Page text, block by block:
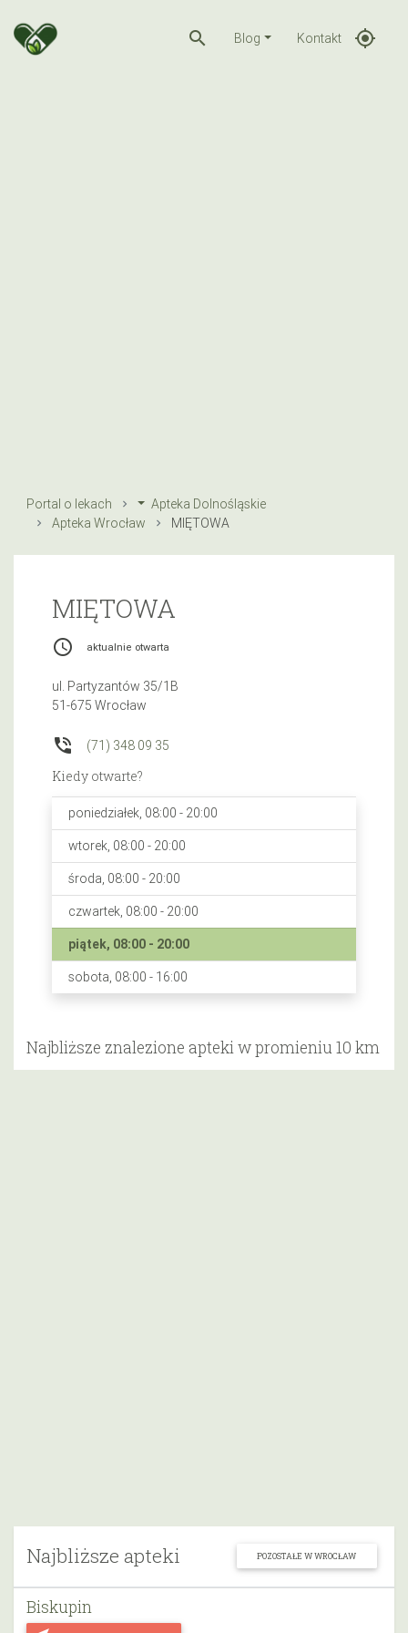
search Blog Kontakt gps_fixed
Portal o lekach
Apteka Dolnośląskie
Apteka Wrocław
MIĘTOWA
Najbliższe apteki POZOSTAŁE W WROCŁAW
Biskupin
MIĘTOWA
access_time aktualnie otwarta
ul. Partyzantów 35/1B
51-675 Wrocław
phone_in_talk (71) 348 09 35
Kiedy otwarte?
poniedziałek, 08:00 - 20:00
wtorek, 08:00 - 20:00
środa, 08:00 - 20:00
czwartek, 08:00 - 20:00
piątek, 08:00 - 20:00
sobota, 08:00 - 16:00
Najbliższe znalezione apteki w promieniu 10 km